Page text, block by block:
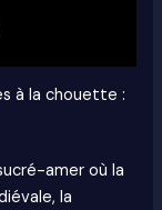
à la chouette :
amer où la
la